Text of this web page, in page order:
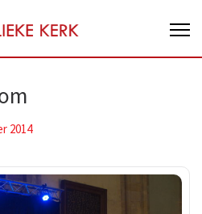
van Nederland
2014